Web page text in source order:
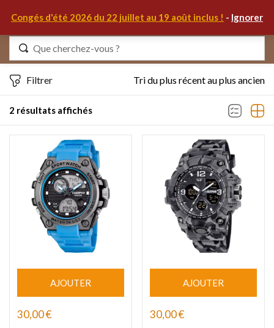
Congés d'été 2026 du 22 juillet au 19 août inclus ! - Ignorer
2 résultats affichés
Filtrer Tri du plus récent au plus ancien
AJOUTER
30,00€
AJOUTER
30,00€
Identifiez-vous
Se souvenir de moi Mot de passe oublié ?
S'IDENTIFIER
MON COMPTE